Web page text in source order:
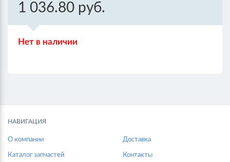
1 036.80 руб.
Нет в наличии
НАВИГАЦИЯ
О компании
Каталог запчастей
Доставка
Контакты